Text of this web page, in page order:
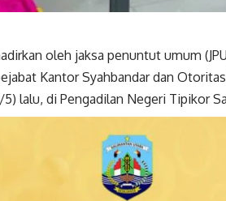
oleh jaksa penuntut umum
Kantor Syahbandar dan
lalu, di Pengadilan Negeri Tipikor